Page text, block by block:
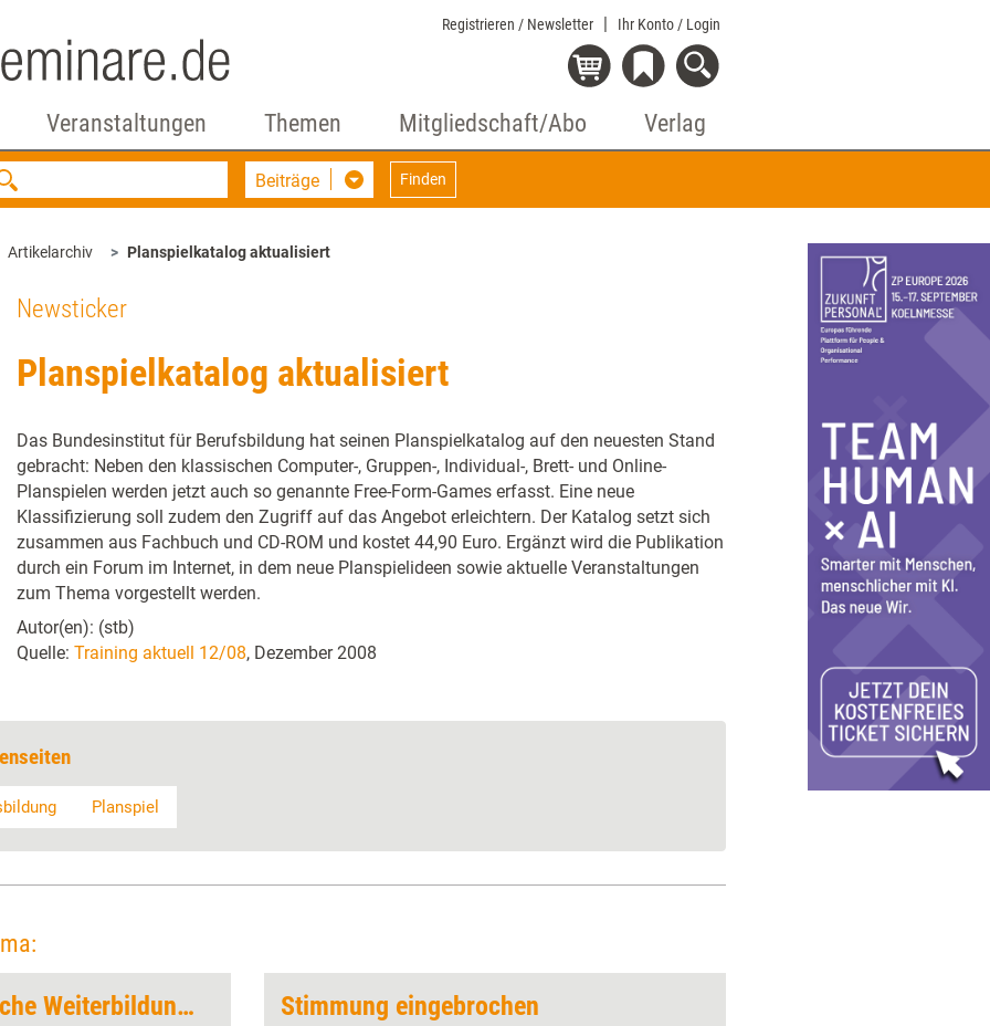
Registrieren / Newsletter Ihr Konto / Login
Veranstaltungen Themen Mitgliedschaft/Abo Verlag
Beiträge Finden
Artikelarchiv Planspielkatalog aktualisiert
Newsticker
Planspielkatalog aktualisiert
Das Bundesinstitut für Berufsbildung hat seinen Planspielkatalog auf den neuesten Stand
gebracht: Neben den klassischen Computer-, Gruppen-, Individual-, Brett- und Online-
Planspielen werden jetzt auch so genannte Free-Form-Games erfasst. Eine neue
Klassifizierung soll zudem den Zugriff auf das Angebot erleichtern. Der Katalog setzt sich
zusammen aus Fachbuch und CD-ROM und kostet 44,90 Euro. Ergänzt wird die Publikation
durch ein Forum im Internet, in dem neue Planspielideen sowie aktuelle Veranstaltungen
zum Thema vorgestellt werden.
Autor(en): (stb)
Quelle: Training aktuell 12/08, Dezember 2008
Planspiel
Verhalten optimistische Weiterbildungsanbieter Stimmung eingebrochen